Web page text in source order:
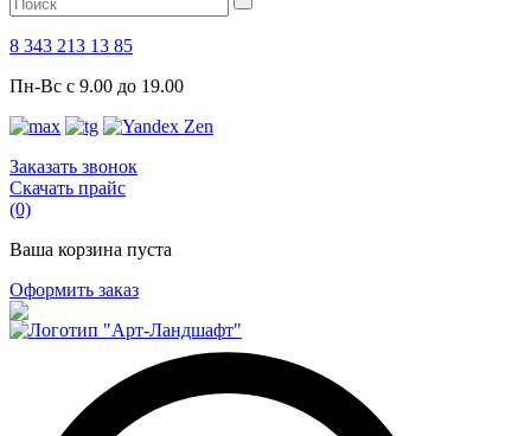
8 343 213 13 85
Пн-Вс с 9.00 до 19.00
Заказать звонок
Скачать прайс
(0)
Ваша корзина пуста
Оформить заказ